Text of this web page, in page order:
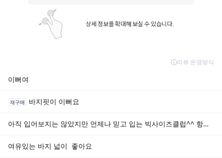
상세 정보를 확대해 보실 수 있습니다.